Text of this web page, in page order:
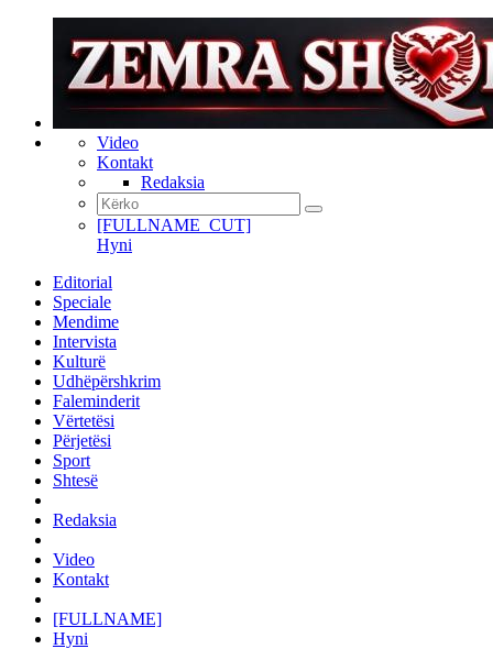
Video
Kontakt
Redaksia
[FULLNAME_CUT]
Hyni
Editorial
Speciale
Mendime
Intervista
Kulturë
Udhëpërshkrim
Faleminderit
Vërtetësi
Përjetësi
Sport
Shtesë
Redaksia
Video
Kontakt
[FULLNAME]
Hyni